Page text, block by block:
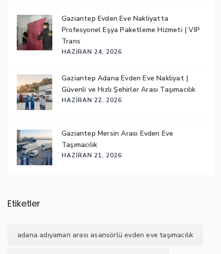
Gaziantep Evden Eve Nakliyatta
Profesyonel Eşya Paketleme Hizmeti | VIP
Trans
HAZIRAN 24, 2026
Gaziantep Adana Evden Eve Nakliyat |
Güvenli ve Hızlı Şehirler Arası Taşımacılık
HAZIRAN 22, 2026
Gaziantep Mersin Arası Evden Eve
Taşımacılık
HAZIRAN 21, 2026
Etiketler
adana adıyaman arası asansörlü evden eve taşımacılık